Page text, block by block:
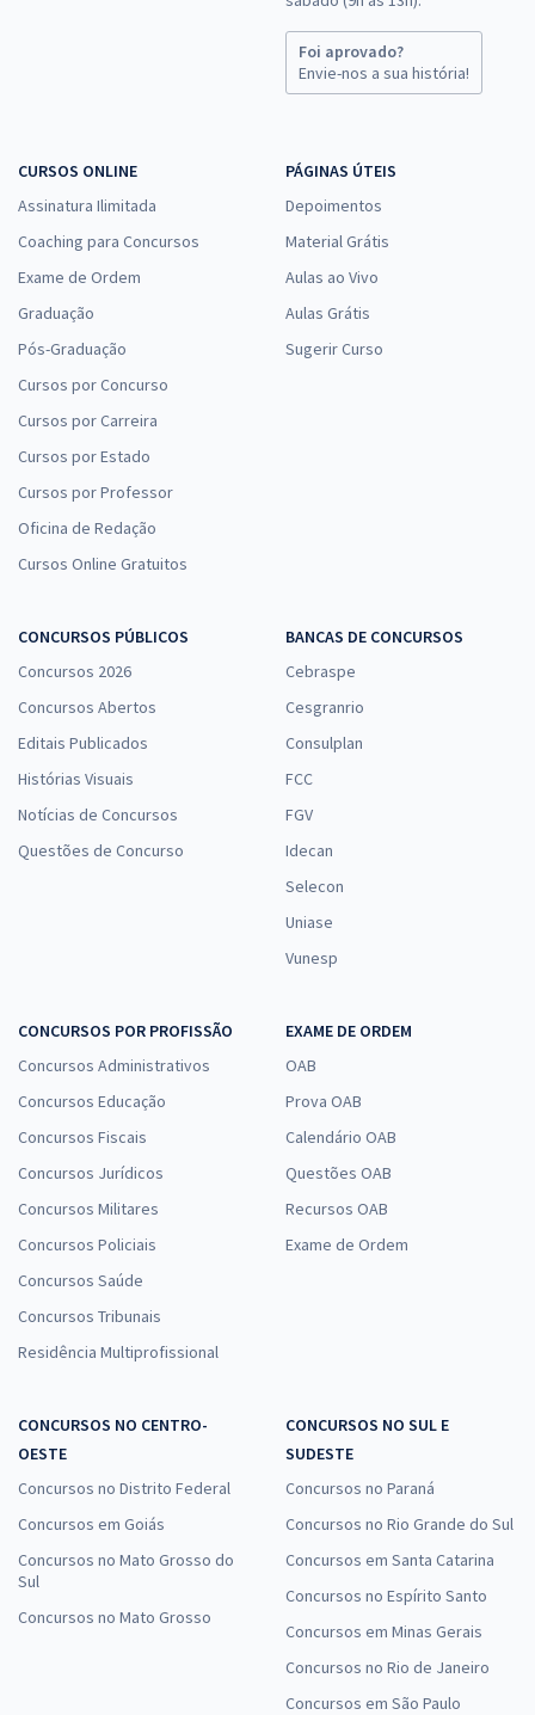
Foi aprovado?
Envie-nos a sua história!
CURSOS ONLINE
Assinatura Ilimitada
Coaching para Concursos
Exame de Ordem
Graduação
Pós-Graduação
Cursos por Concurso
Cursos por Carreira
Cursos por Estado
Cursos por Professor
Oficina de Redação
Cursos Online Gratuitos
PÁGINAS ÚTEIS
Depoimentos
Material Grátis
Aulas ao Vivo
Aulas Grátis
Sugerir Curso
CONCURSOS PÚBLICOS
Concursos 2026
Concursos Abertos
Editais Publicados
Histórias Visuais
Notícias de Concursos
Questões de Concurso
BANCAS DE CONCURSOS
Cebraspe
Cesgranrio
Consulplan
FCC
FGV
Idecan
Selecon
Uniase
Vunesp
CONCURSOS POR PROFISSÃO
Concursos Administrativos
Concursos Educação
Concursos Fiscais
Concursos Jurídicos
Concursos Militares
Concursos Policiais
Concursos Saúde
Concursos Tribunais
Residência Multiprofissional
EXAME DE ORDEM
OAB
Prova OAB
Calendário OAB
Questões OAB
Recursos OAB
Exame de Ordem
CONCURSOS NO CENTRO-
OESTE
Concursos no Distrito Federal
Concursos em Goiás
Concursos no Mato Grosso do
Sul
Concursos no Mato Grosso
CONCURSOS NO SUL E
SUDESTE
Concursos no Paraná
Concursos no Rio Grande do Sul
Concursos em Santa Catarina
Concursos no Espírito Santo
Concursos em Minas Gerais
Concursos no Rio de Janeiro
Concursos em São Paulo